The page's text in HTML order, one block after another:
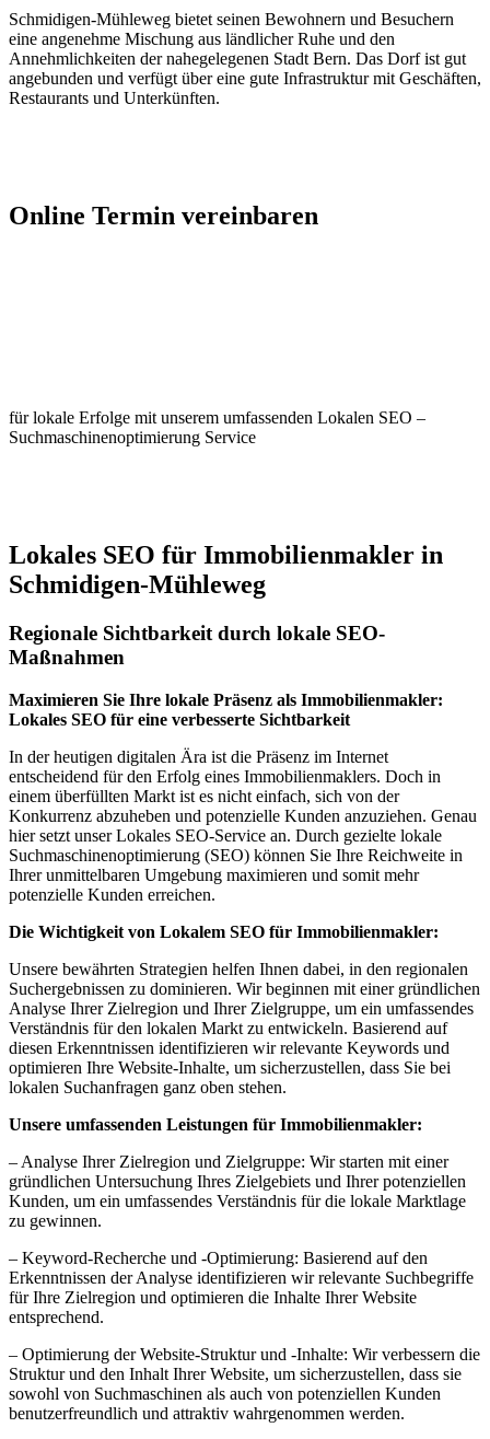
Schmidigen-Mühleweg bietet seinen Bewohnern und Besuchern
eine angenehme Mischung aus ländlicher Ruhe und den
Annehmlichkeiten der nahegelegenen Stadt Bern. Das Dorf ist gut
angebunden und verfügt über eine gute Infrastruktur mit Geschäften,
Restaurants und Unterkünften.
Online Termin vereinbaren
für lokale Erfolge mit unserem umfassenden Lokalen SEO –
Suchmaschinenoptimierung Service
Lokales SEO für Immobilienmakler in
Schmidigen-Mühleweg
Regionale Sichtbarkeit durch lokale SEO-
Maßnahmen
Maximieren Sie Ihre lokale Präsenz als Immobilienmakler:
Lokales SEO für eine verbesserte Sichtbarkeit
In der heutigen digitalen Ära ist die Präsenz im Internet
entscheidend für den Erfolg eines Immobilienmaklers. Doch in
einem überfüllten Markt ist es nicht einfach, sich von der
Konkurrenz abzuheben und potenzielle Kunden anzuziehen. Genau
hier setzt unser Lokales SEO-Service an. Durch gezielte lokale
Suchmaschinenoptimierung (SEO) können Sie Ihre Reichweite in
Ihrer unmittelbaren Umgebung maximieren und somit mehr
potenzielle Kunden erreichen.
Die Wichtigkeit von Lokalem SEO für Immobilienmakler:
Unsere bewährten Strategien helfen Ihnen dabei, in den regionalen
Suchergebnissen zu dominieren. Wir beginnen mit einer gründlichen
Analyse Ihrer Zielregion und Ihrer Zielgruppe, um ein umfassendes
Verständnis für den lokalen Markt zu entwickeln. Basierend auf
diesen Erkenntnissen identifizieren wir relevante Keywords und
optimieren Ihre Website-Inhalte, um sicherzustellen, dass Sie bei
lokalen Suchanfragen ganz oben stehen.
Unsere umfassenden Leistungen für Immobilienmakler:
– Analyse Ihrer Zielregion und Zielgruppe: Wir starten mit einer
gründlichen Untersuchung Ihres Zielgebiets und Ihrer potenziellen
Kunden, um ein umfassendes Verständnis für die lokale Marktlage
zu gewinnen.
– Keyword-Recherche und -Optimierung: Basierend auf den
Erkenntnissen der Analyse identifizieren wir relevante Suchbegriffe
für Ihre Zielregion und optimieren die Inhalte Ihrer Website
entsprechend.
– Optimierung der Website-Struktur und -Inhalte: Wir verbessern die
Struktur und den Inhalt Ihrer Website, um sicherzustellen, dass sie
sowohl von Suchmaschinen als auch von potenziellen Kunden
benutzerfreundlich und attraktiv wahrgenommen werden.